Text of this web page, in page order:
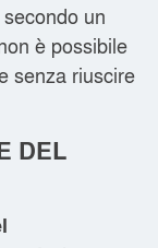
un
è possibile
senza riuscire
DEL